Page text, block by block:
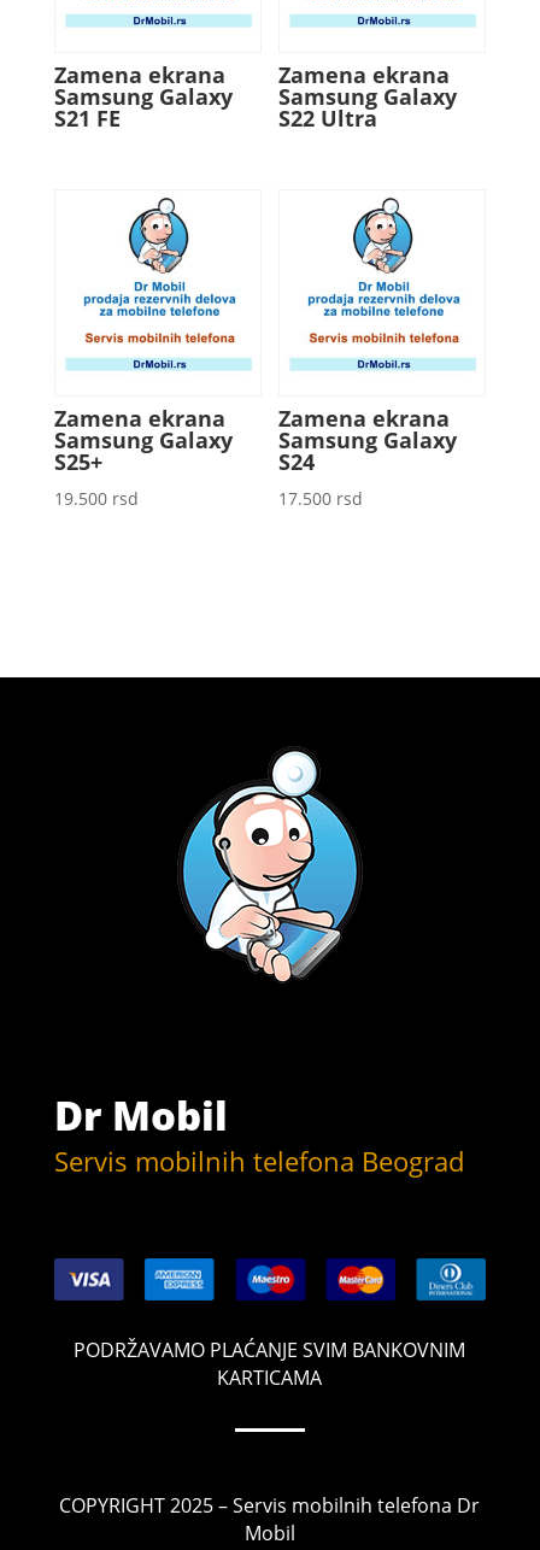
Zamena ekrana
Samsung Galaxy
S21 FE
Zamena ekrana
Samsung Galaxy
S22 Ultra
Zamena ekrana
Samsung Galaxy
S25+
19.500 rsd
Zamena ekrana
Samsung Galaxy
S24
17.500 rsd
Dr Mobil
Servis mobilnih telefona Beograd
PODRŽAVAMO PLAĆANJE SVIM BANKOVNIM
KARTICAMA
COPYRIGHT 2025 – Servis mobilnih telefona Dr
Mobil